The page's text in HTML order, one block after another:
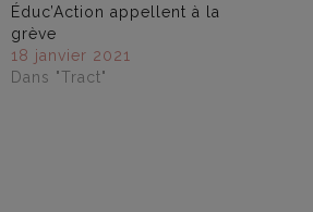
Éduc’Action appellent à la
grève
18 janvier 2021
Dans "Tract"